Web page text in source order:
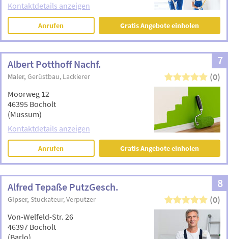
Kontaktdetails anzeigen
Anrufen Gratis Angebote einholen
7
Albert Potthoff Nachf.
Maler Gerüstbau Lackierer (0)
Moorweg 12
46395 Bocholt
(Mussum)
Kontaktdetails anzeigen
Anrufen Gratis Angebote einholen
8
Alfred Tepaße PutzGesch.
Gipser Stuckateur Verputzer (0)
Von-Welfeld-Str. 26
46397 Bocholt
(Barlo)